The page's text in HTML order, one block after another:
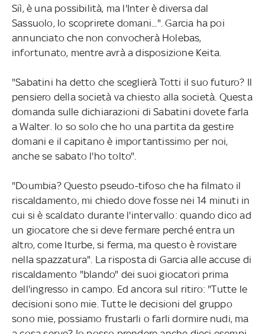
Siì, è una possibilità, ma l'Inter è diversa dal
Sassuolo, lo scoprirete domani...". Garcia ha poi
annunciato che non convocherà Holebas,
infortunato, mentre avrà a disposizione Keita.
"Sabatini ha detto che sceglierà Totti il suo futuro? Il
pensiero della società va chiesto alla società. Questa
domanda sulle dichiarazioni di Sabatini dovete farla
a Walter. Io so solo che ho una partita da gestire
domani e il capitano è importantissimo per noi,
anche se sabato l'ho tolto".
"Doumbia? Questo pseudo-tifoso che ha filmato il
riscaldamento, mi chiedo dove fosse nei 14 minuti in
cui si è scaldato durante l'intervallo: quando dico ad
un giocatore che si deve fermare perché entra un
altro, come Iturbe, si ferma, ma questo è rovistare
nella spazzatura". La risposta di Garcia alle accuse di
riscaldamento "blando" dei suoi giocatori prima
dell'ingresso in campo. Ed ancora sul ritiro: "Tutte le
decisioni sono mie. Tutte le decisioni del gruppo
sono mie, possiamo frustarli o farli dormire nudi, ma